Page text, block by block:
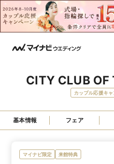
CITY CLUB OF
カップル応援キ
基本情報 フェア
マイナビ限定 来館特典